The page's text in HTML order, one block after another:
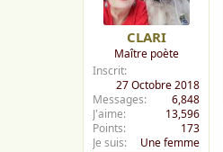
CLARI
Maître poète
Inscrit
27 Octobre 2018
Messages
6,848
J'aime
13,596
Points
173
Je suis
Une femme